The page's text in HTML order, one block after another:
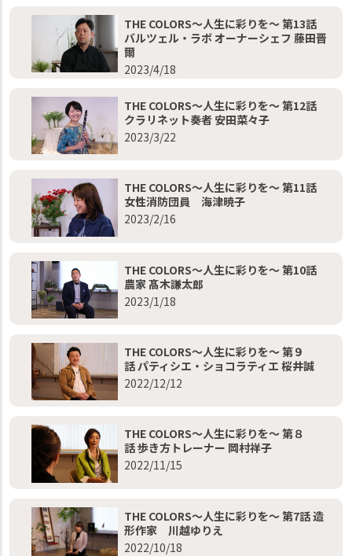
THE COLORS～人生に彩りを～ 第13話
バルツェル・ラボ オーナーシェフ 藤田晋
爾
2023/4/18
THE COLORS～人生に彩りを～ 第12話
クラリネット奏者 安田菜々子
2023/3/22
THE COLORS～人生に彩りを～ 第11話
女性消防団員 海津暁子
2023/2/16
THE COLORS～人生に彩りを～ 第10話
農家 髙木謙太郎
2023/1/18
THE COLORS～人生に彩りを～ 第９
話 パティシエ・ショコラティエ 桜井誠
2022/12/12
THE COLORS～人生に彩りを～ 第８
話 歩き方トレーナー 岡村祥子
2022/11/15
THE COLORS～人生に彩りを～ 第7話 造
形作家 川越ゆりえ
2022/10/18